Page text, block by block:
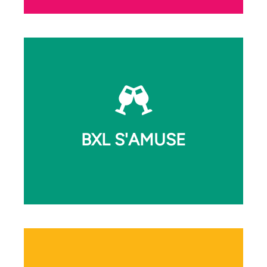
(1000), Théâtre de la Balsamine (1030) | 📀
Librairie Météores (1000), Saint-Martin
Bookshop (1000), Tulitu (1000), Jaune (1090),
Librairie de l’ancienne barrière (1090),
(1060), Novembre (1060), Bimbi Books (1050)
BXL S'AMUSE